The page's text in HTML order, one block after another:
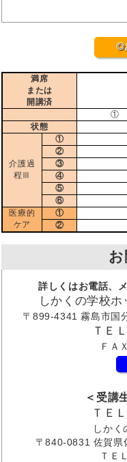
◎
満席
または
開講済
①
状態
介護過
程Ⅲ
①
②
③
④
⑤
⑥
医療的
ケア
①
②
詳しくはお電話、
しかくの学校
〒899-4341 霧島市国
ＴＥ
ＦＡ
＜受講
ＴＥ
しかく
〒840-0831 佐賀
ＴＥ